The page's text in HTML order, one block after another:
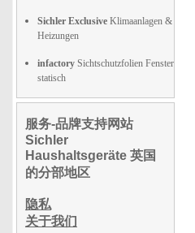
Sichler Exclusive Klimaanlagen &
Heizungen
infactory Sichtschutzfolien Fenster
statisch
服务-品牌支持网站
Sichler
Haushaltsgeräte 英国
的分部地区
隐私
关于我们